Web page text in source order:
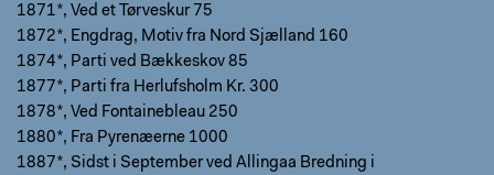
1871*, Ved et Tørveskur 75
1872*, Engdrag, Motiv fra Nord Sjælland 160
1874*, Parti ved Bækkeskov 85
1877*, Parti fra Herlufsholm Kr. 300
1878*, Ved Fontainebleau 250
1880*, Fra Pyrenæerne 1000
1887*, Sidst i September ved Allingaa Bredning i